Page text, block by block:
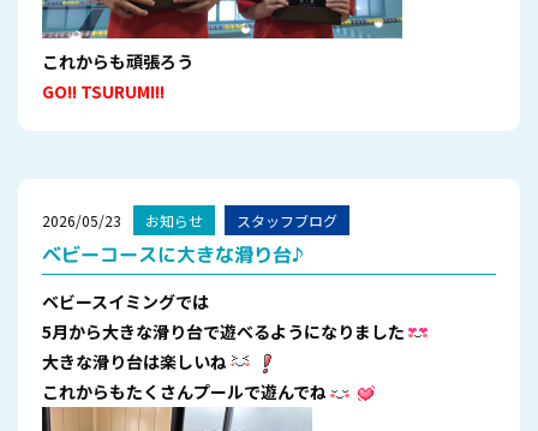
これからも頑張ろう
GO!! TSURUMI!!
2026/05/23 お知らせ スタッフブログ
ベビーコースに大きな滑り台♪
ベビースイミングでは
5月から大きな滑り台で遊べるようになりました
大きな滑り台は楽しいね
これからもたくさんプールで遊んでね